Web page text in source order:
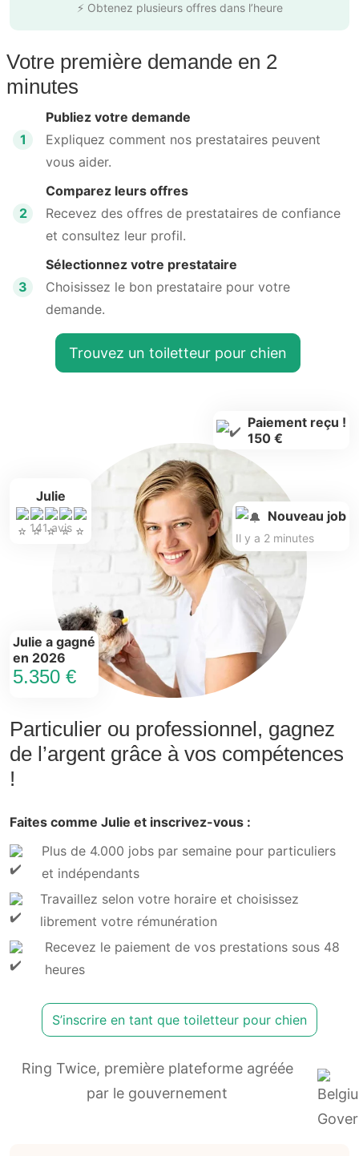
⚡ Obtenez plusieurs offres dans l’heure
Votre première demande en 2
minutes
1
Publiez votre demande
Expliquez comment nos prestataires peuvent
vous aider.
2
Comparez leurs offres
Recevez des offres de prestataires de confiance
et consultez leur profil.
3
Sélectionnez votre prestataire
Choisissez le bon prestataire pour votre
demande.
Trouvez un toiletteur pour chien
Particulier ou professionnel, gagnez
de l’argent grâce à vos compétences
!
Faites comme Julie et inscrivez-vous :
Plus de 4.000 jobs par semaine pour particuliers
et indépendants
Travaillez selon votre horaire et choisissez
librement votre rémunération
Recevez le paiement de vos prestations sous 48
heures
S’inscrire en tant que toiletteur pour chien
Julie
141 avis
Julie a gagné
en 2026
5.350 €
Paiement reçu !
150 €
Nouveau job
Il y a 2 minutes
Ring Twice, première plateforme agréée
par le gouvernement